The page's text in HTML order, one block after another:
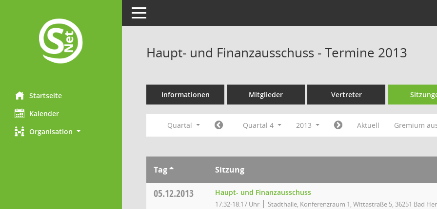
Startseite
Kalender
Organisation
Toggle navigation
Haupt- und Finanzausschuss - Termine 2013
Informationen Mitglieder Vertreter
Quartal Quartal 4 2013 Aktuell Gremium
Tag Sitzung
05.12.2013 Haupt- und Finanzausschuss
17:32-18:17 Uhr Stadthalle, Konferenzraum 1, Wittastraße 5, 36251 Bad